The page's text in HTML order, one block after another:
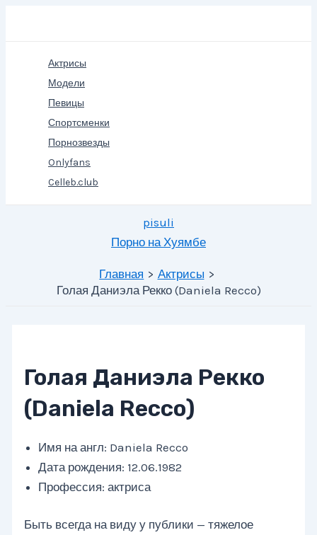
Актрисы
Модели
Певицы
Спортсменки
Порнозвезды
Onlyfans
Celleb.club
pisuli
Порно на Хуямбе
Главная
Актрисы
Голая Даниэла Рекко (Daniela Recco)
Голая Даниэла Рекко
(Daniela Recco)
Имя на англ: Daniela Recco
Дата рождения: 12.06.1982
Профессия: актриса
Быть всегда на виду у публики — тяжелое